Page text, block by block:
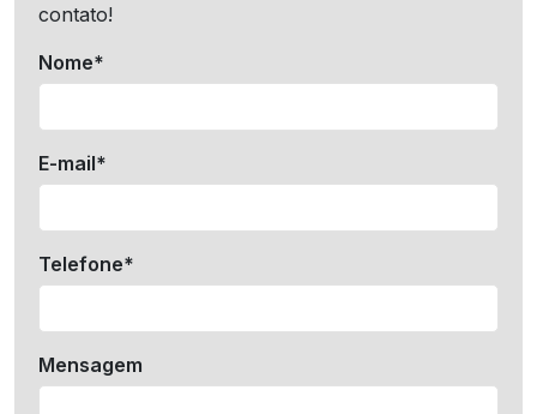
contato!
Nome*
E-mail*
Telefone*
Mensagem